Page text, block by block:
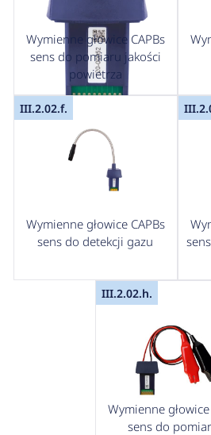
Wymienne głowice CAPBs
sens do pomiaru jakości
powietrza
III.2.02.f.
Wymienne głowice CAPBs
sens do detekcji gazu
III.2.02.h.
Wymienne głowice
sens do